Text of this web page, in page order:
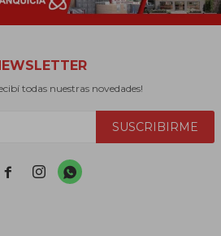
todas nuestras novedades!
SUSCRIBIRME
  